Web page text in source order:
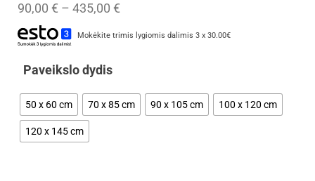
90,00 € – 435,00 €
Mokėkite trimis lygiomis dalimis 3 x 30.00€
Paveikslo dydis
50 x 60 cm 70 x 85 cm 90 x 105 cm 100 x 120 cm
120 x 145 cm